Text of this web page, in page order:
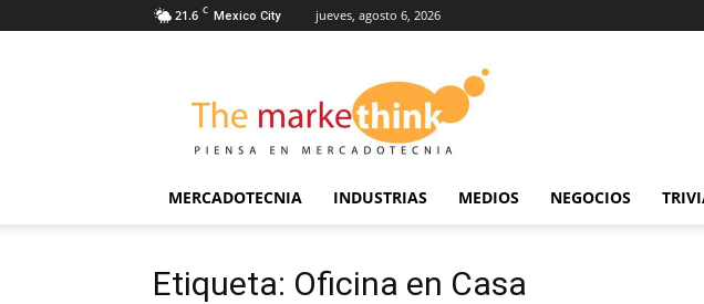
21.6 C Mexico City jueves, agosto 6, 2026
Markethink
MERCADOTECNIA INDUSTRIAS MEDIOS NEGOCIOS
Etiqueta: Oficina en Casa